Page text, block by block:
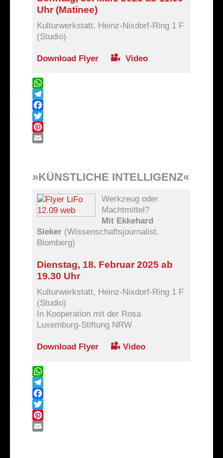
Uhr (Matinee)
Kulturwerkstatt, Heinz-Nixdorf-Ring 1 F
(Studio)
Download Flyer Video
WhatsApp
Telegram
Facebook
Twitter
Pinterest
»KÜNSTLICHE INTELLIGENZ«
Werkzeug oder
Machtmittel?
Mit Ekkehard
Sieker (Wissenschaftsjournalist,
Blomberg)
Dienstag, 18. Februar 2025 ab
19.30 Uhr
Kulturwerkstatt, Heinz-Nixdorf-Ring 1 F
(Studio)
In Kooperation mit der Rosa
Luxemburg-Stiftung NRW
Download Flyer Video
WhatsApp
Telegram
Facebook
Twitter
Pinterest